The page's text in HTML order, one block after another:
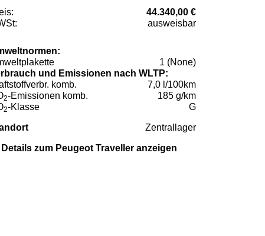
44.340,00 €
ausweisbar
1 (None)
und Emissionen nach WLTP:
komb.
7,0 l/100km
2-Emissionen komb.
185 g/km
2-Klasse G
Zentrallager
Details zum Peugeot Traveller anzeigen